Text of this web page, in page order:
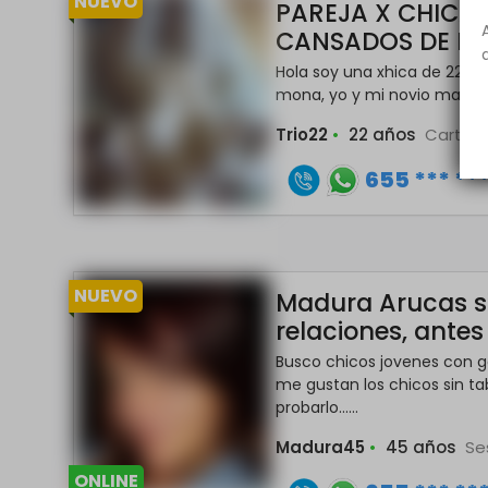
PAREJA X CHICA
CANSADOS DE
Hola soy una xhica de 22
mona, yo y mi novio
Trio22 • 22 años
655 ***
NUEVO
ONLINE
Madura Arucas
relaciones,
Busco chicos jovenes con
me gustan los chicos sin
probarlo......
Madura45 • 45 años